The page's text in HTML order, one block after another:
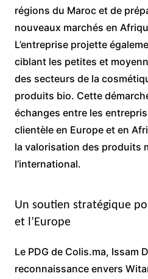
régions du Maroc et de
nouveaux marchés en
L’entreprise projette
ciblant les petites et
des secteurs de la
produits bio. Cette
échanges entre les
clientèle en Europe et en
la valorisation des produits
l’international.
Un soutien stratégique
et l’Europe
Le PDG de Colis.ma, Issam
reconnaissance envers